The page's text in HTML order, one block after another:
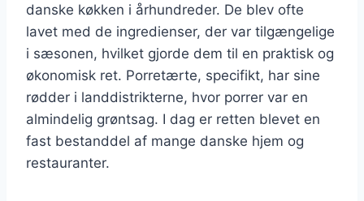
danske køkken i århundreder. De blev ofte
lavet med de ingredienser, der var tilgængelige
i sæsonen, hvilket gjorde dem til en praktisk og
økonomisk ret. Porretærte, specifikt, har sine
rødder i landdistrikterne, hvor porrer var en
almindelig grøntsag. I dag er retten blevet en
fast bestanddel af mange danske hjem og
restauranter.